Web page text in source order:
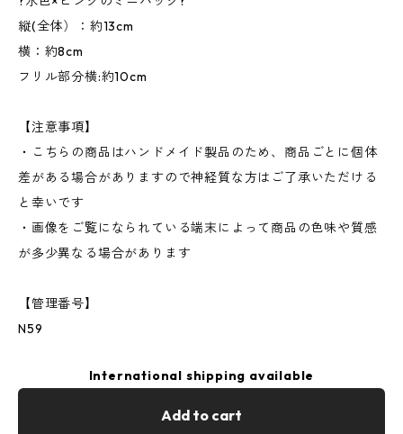
縦(全体）：約13cm
横：約8cm
フリル部分横:約10cm
【注意事項】
・こちらの商品はハンドメイド製品のため、商品ごとに個体
差がある場合がありますので神経質な方はご了承いただける
と幸いです
・画像をご覧になられている端末によって商品の色味や質感
が多少異なる場合があります
【管理番号】
N59
International shipping available
Add to cart